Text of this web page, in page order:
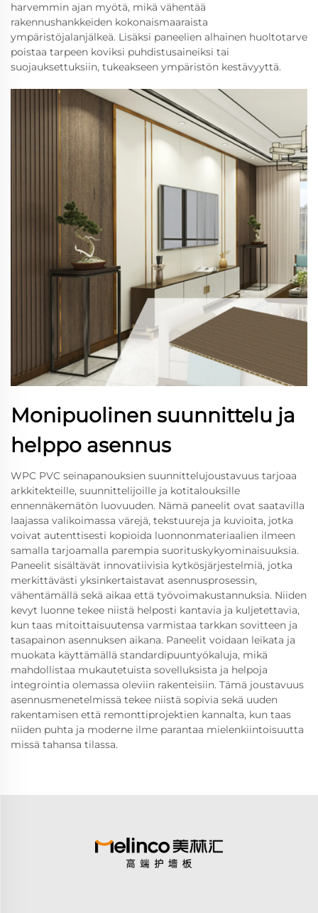
harvemmin ajan myötä, mikä vähentää
rakennushankkeiden kokonaismaaraista
ympäristöjalanjälkeä. Lisäksi paneelien alhainen huoltotarve
poistaa tarpeen koviksi puhdistusaineiksi tai
suojauksettuksiin, tukeakseen ympäristön kestävyyttä.
Monipuolinen suunnittelu ja
helppo asennus
WPC PVC seinapanouksien suunnittelujoustavuus tarjoaa
arkkitekteille, suunnittelijoille ja kotitalouksille
ennennäkemätön luovuuden. Nämä paneelit ovat saatavilla
laajassa valikoimassa värejä, tekstuureja ja kuvioita, jotka
voivat autenttisesti kopioida luonnonmateriaalien ilmeen
samalla tarjoamalla parempia suorituskykyominaisuuksia.
Paneelit sisältävät innovatiivisia kytkösjärjestelmiä, jotka
merkittävästi yksinkertaistavat asennusprosessin,
vähentämällä sekä aikaa että työvoimakustannuksia. Niiden
kevyt luonne tekee niistä helposti kantavia ja kuljetettavia,
kun taas mitoittaisuutensa varmistaa tarkkan sovitteen ja
tasapainon asennuksen aikana. Paneelit voidaan leikata ja
muokata käyttämällä standardipuuntyökaluja, mikä
mahdollistaa mukautetuista sovelluksista ja helpoja
integrointia olemassa oleviin rakenteisiin. Tämä joustavuus
asennusmenetelmissä tekee niistä sopivia sekä uuden
rakentamisen että remonttiprojektien kannalta, kun taas
niiden puhta ja moderne ilme parantaa mielenkiintoisuutta
missä tahansa tilassa.